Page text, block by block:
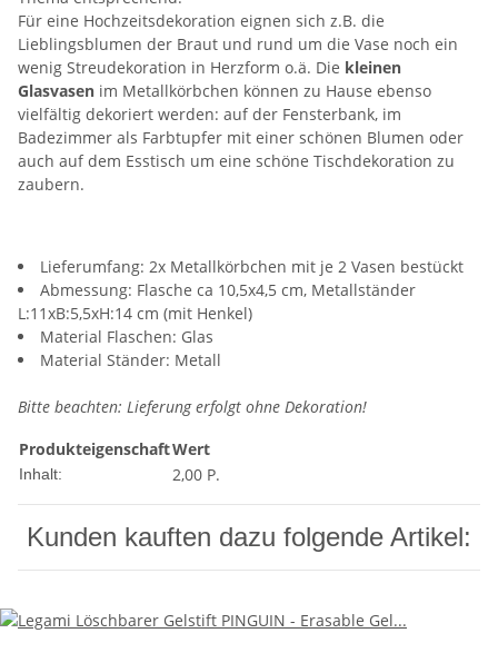
Für eine Hochzeitsdekoration eignen sich z.B. die
Lieblingsblumen der Braut und rund um die Vase noch ein
wenig Streudekoration in Herzform o.ä. Die kleinen
Glasvasen im Metallkörbchen können zu Hause ebenso
vielfältig dekoriert werden: auf der Fensterbank, im
Badezimmer als Farbtupfer mit einer schönen Blumen oder
auch auf dem Esstisch um eine schöne Tischdekoration zu
zaubern.
Lieferumfang: 2x Metallkörbchen mit je 2 Vasen bestückt
Abmessung: Flasche ca 10,5x4,5 cm, Metallständer
L:11xB:5,5xH:14 cm (mit Henkel)
Material Flaschen: Glas
Material Ständer: Metall
Bitte beachten: Lieferung erfolgt ohne Dekoration!
ProdukteigenschaftWert
Inhalt: 2,00 P.
Kunden kauften dazu folgende Artikel: